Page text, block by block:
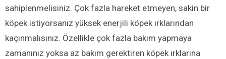
sahiplenmelisiniz. Çok fazla hareket etmeyen, sakin bir
köpek istiyorsanız yüksek enerjili köpek ırklarından
kaçınmalısınız. Özellikle çok fazla bakım yapmaya
zamanınız yoksa az bakım gerektiren köpek ırklarına